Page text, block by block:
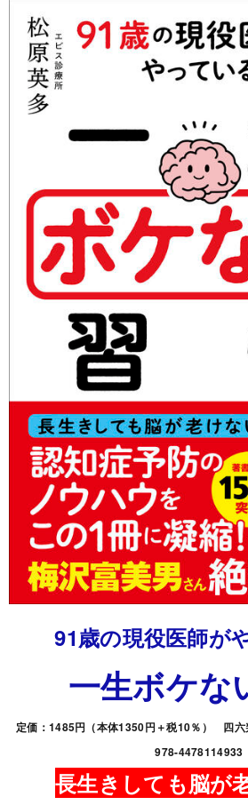
91歳の現役医師が
一生ボケな
定価：1485円（本体1350円＋税10％） 四
978-4478114933
長生きしても脳が